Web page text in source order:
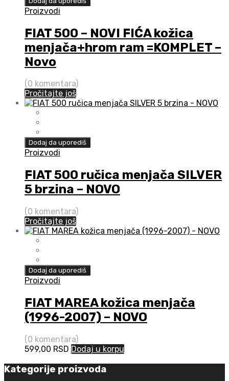
Proizvodi
FIAT 500 – NOVI FIĆA kožica
menjača+hrom ram =KOMPLET –
Novo
(0 komentara)
Pročitajte još
Dodaj da uporediš
Proizvodi
FIAT 500 ručica menjača SILVER
5 brzina – NOVO
(0 komentara)
Pročitajte još
Dodaj da uporediš
Proizvodi
FIAT MAREA kožica menjača
(1996-2007) – NOVO
(0 komentara)
599,00 RSD Dodaj u korpu
Kategorije proizvoda